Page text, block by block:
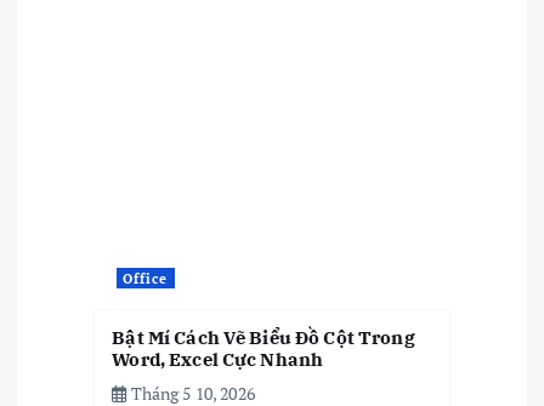
Office
Bật Mí Cách Vẽ Biểu Đồ Cột Trong
Word, Excel Cực Nhanh
Tháng 5 10, 2026